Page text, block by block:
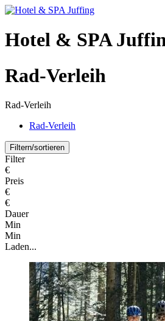
Hotel & SPA
Rad-Verleih
Rad-Verleih
Rad-Verleih
Filtern/sortieren
Filter
€
Preis
€
€
Dauer
Min
Min
Laden...